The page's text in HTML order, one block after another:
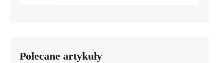
Polecane artykuły